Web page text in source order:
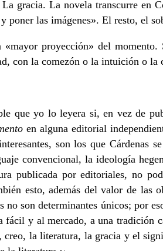
gracia. La novela transcurre en
las imágenes». El resto, el
proyección» del
con la comezón o la intuición o la
que yo lo leyera si, en vez de
en alguna editorial
son los que
convencional, la ideología
publicada por editoriales, no
esto, además del valor de
son determinantes únicos; por
fácil y al mercado, a una
la literatura, la gracia y el